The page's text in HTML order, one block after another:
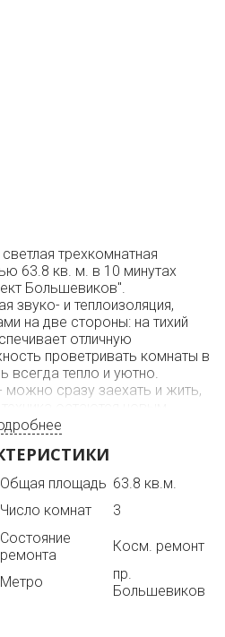
трехкомнатная
63.8 кв. м. в 10 минутах
Большевиков".
звуко- и теплоизоляция,
на две стороны: на тихий
отличную
проветривать комнаты в
всегда тепло и уютно.
сразу заехать и жить,
остаются новым
инфраструктура,
кто ценит комфорт,
для жизни.
гараж 18
Кас 22, охрана,
о просмотре.
Общая площадь 63.8 кв.м.
Число комнат
3
Состояние
ремонта
Косм. ремонт
Метро
пр.
Большевиков